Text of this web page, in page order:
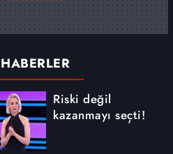
Riski değil
kazanmayı seçti!